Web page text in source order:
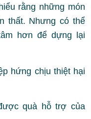
rằng những món
thất. Nhưng có thể
hơn để dựng lại